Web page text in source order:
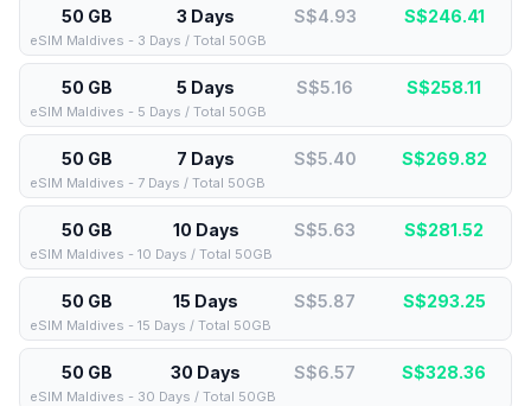
50 GB 3 Days S$4.93 S$246.41
eSIM Maldives - 3 Days / Total 50GB
50 GB 5 Days S$5.16 S$258.11
eSIM Maldives - 5 Days / Total 50GB
50 GB 7 Days S$5.40 S$269.82
eSIM Maldives - 7 Days / Total 50GB
50 GB 10 Days S$5.63 S$281.52
eSIM Maldives - 10 Days / Total 50GB
50 GB 15 Days S$5.87 S$293.25
eSIM Maldives - 15 Days / Total 50GB
50 GB 30 Days S$6.57 S$328.36
eSIM Maldives - 30 Days / Total 50GB